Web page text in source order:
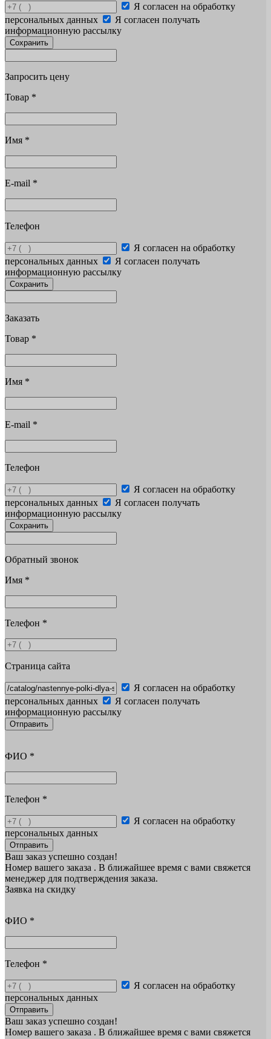
Я согласен на обработку
персональных данных
Я согласен получать
информационную рассылку
Сохранить
Запросить цену
Товар *
Имя *
E-mail *
Телефон
Я согласен на обработку
персональных данных
Я согласен получать
информационную рассылку
Сохранить
Заказать
Товар *
Имя *
E-mail *
Телефон
Я согласен на обработку
персональных данных
Я согласен получать
информационную рассылку
Сохранить
Обратный звонок
Имя *
Телефон *
Страница сайта
Я согласен на обработку
персональных данных
Я согласен получать
информационную рассылку
Отправить
ФИО *
Телефон *
Я согласен на обработку
персональных данных
Отправить
Ваш заказ успешно создан!
Номер вашего заказа . В ближайшее время с вами свяжется
менеджер для подтверждения заказа.
Заявка на скидку
ФИО *
Телефон *
Я согласен на обработку
персональных данных
Отправить
Ваш заказ успешно создан!
Номер вашего заказа . В ближайшее время с вами свяжется